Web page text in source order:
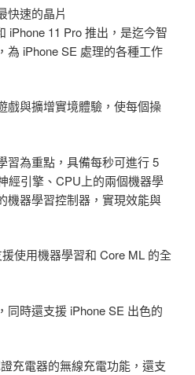
快速的晶片
iPhone 11 Pro 推出，是迄今智
為 iPhone SE 處理的各種工作
戲與擴增實境體驗，使每個操
習為重點，具備每秒可進行 5
經引擎、CPU上的兩個機器學
機器學習控制器，實現效能與
使用機器學習和 Core ML 的全
同時還支援 iPhone SE 出色的
充電器的無線充電功能，還支